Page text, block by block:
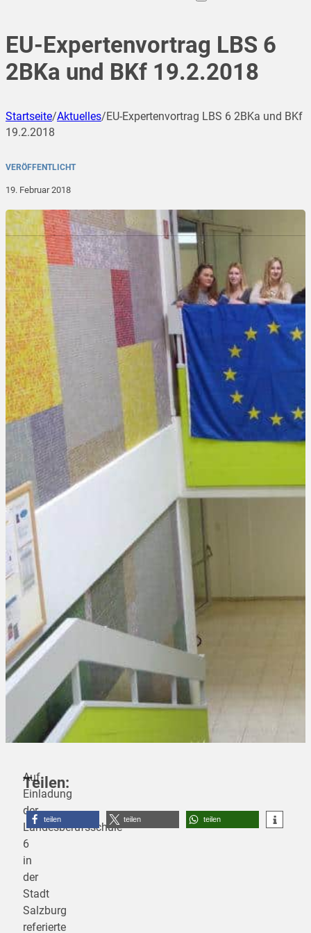
EU-Expertenvortrag LBS 6
2BKa und BKf 19.2.2018
Startseite/Aktuelles/EU-Expertenvortrag LBS 6 2BKa und BKf
19.2.2018
VERÖFFENTLICHT
19. Februar 2018
Auf
Einladung
der
Landesberufsschule
6
in
der
Stadt
Salzburg
referierte
Teilen:
teilen teilen teilen